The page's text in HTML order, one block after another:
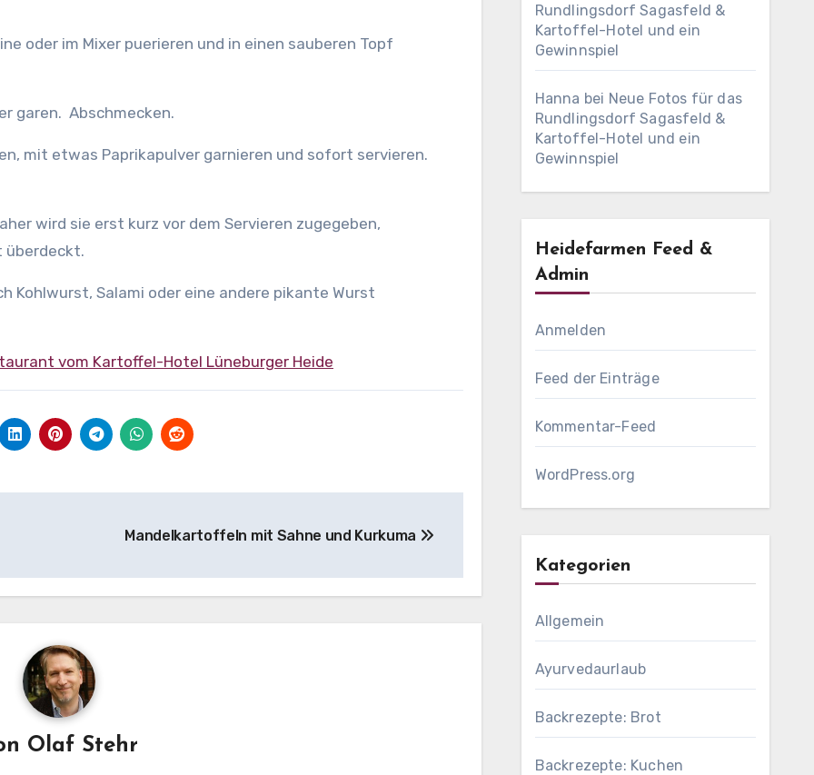
oder im Mixer puerieren und in einen sauberen Topf
garen. Abschmecken.
mit etwas Paprikapulver garnieren und sofort servieren.
wird sie erst kurz vor dem Servieren zugegeben,
überdeckt.
Kohlwurst, Salami oder eine andere pikante Wurst
vom Kartoffel-Hotel Lüneburger Heide
Mandelkartoffeln mit Sahne und Kurkuma
Olaf Stehr
Rundlingsdorf Sagasfeld &
Kartoffel-Hotel und ein
Gewinnspiel
Hanna bei Neue Fotos für das
Rundlingsdorf Sagasfeld &
Kartoffel-Hotel und ein
Gewinnspiel
Heidefarmen Feed &
Admin
Anmelden
Feed der Einträge
Kommentar-Feed
WordPress.org
Kategorien
Allgemein
Ayurvedaurlaub
Backrezepte: Brot
Backrezepte: Kuchen